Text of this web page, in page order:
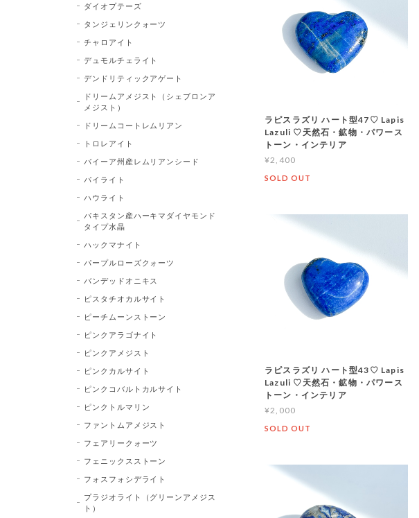
ラピスラズリ ハート型47♡ Lapis
Lazuli ♡天然石・鉱物・パワース
トーン・インテリア
¥2,400
SOLD OUT
ラピスラズリ ハート型43♡ Lapis
Lazuli ♡天然石・鉱物・パワース
トーン・インテリア
¥2,000
SOLD OUT
ダイオプテーズ
タンジェリンクォーツ
チャロアイト
デュモルチェライト
デンドリティックアゲート
ドリームアメジスト（シェブロンア
メジスト）
ドリームコートレムリアン
トロレアイト
バイーア州産レムリアンシード
パイライト
ハウライト
パキスタン産ハーキマダイヤモンド
タイプ水晶
ハックマナイト
パープルローズクォーツ
バンデッドオニキス
ピスタチオカルサイト
ピーチムーンストーン
ピンクアラゴナイト
ピンクアメジスト
ピンクカルサイト
ピンクコバルトカルサイト
ピンクトルマリン
ファントムアメジスト
フェアリークォーツ
フェニックスストーン
フォスフォシデライト
プラジオライト（グリーンアメジス
ト）